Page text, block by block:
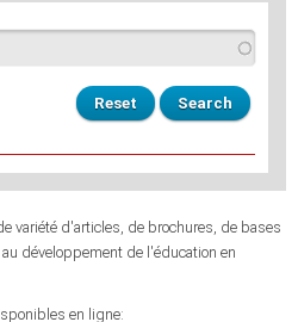
variété d'articles, de brochures, de bases
développement de l'éducation en
en ligne: